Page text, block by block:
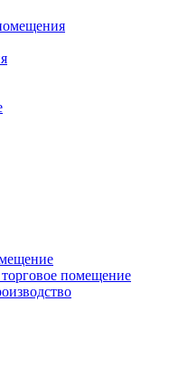
помещение